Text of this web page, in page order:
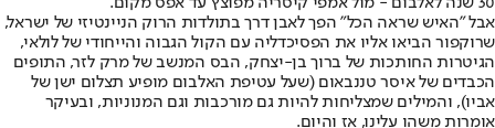
אבל "האיש שראה הכל" הפך לאבן דרך בתולדות הרוק הניינטיזי של ישראל,
שרוקפור הביאו אליו את הפסיכדליה עם הקול הגבוה והייחודי של לולאי,
הגיטרות החותכות של ברוך בן-יצחק, הבס המנשב של מרק לזר, התופים
הכבדים של איסר טננבאום (שעל עטיפת האלבום מופיע תצלום ישן של
אביו), והמילים שמצליחות להיות גם מורכבות וגם המנוניות, ובעיקר
אומרות משהו עלינו, אז והיום.